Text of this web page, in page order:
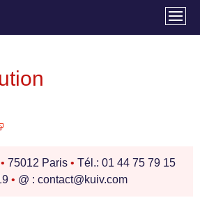
• 75012 Paris • Tél.: 01 44 75 79 15
• @ : contact@kuiv.com